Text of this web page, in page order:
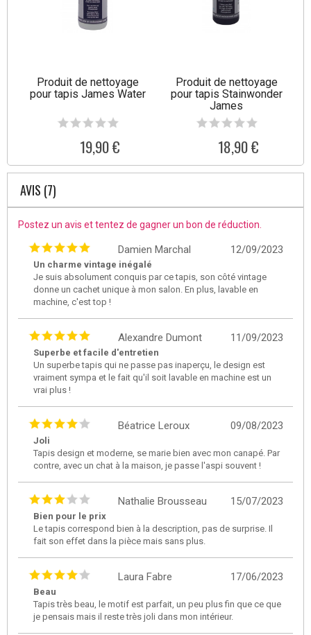
Produit de nettoyage
pour tapis James Water
19,90 €
Produit de nettoyage
pour tapis Stainwonder
James
18,90 €
AVIS (7)
Postez un avis et tentez de gagner un bon de réduction.
12/09/2023
Damien Marchal
Un charme vintage inégalé
Je suis absolument conquis par ce tapis, son côté vintage
donne un cachet unique à mon salon. En plus, lavable en
machine, c'est top !
11/09/2023
Alexandre Dumont
Superbe et facile d'entretien
Un superbe tapis qui ne passe pas inaperçu, le design est
vraiment sympa et le fait qu'il soit lavable en machine est un
vrai plus !
09/08/2023
Béatrice Leroux
Joli
Tapis design et moderne, se marie bien avec mon canapé. Par
contre, avec un chat à la maison, je passe l'aspi souvent !
15/07/2023
Nathalie Brousseau
Bien pour le prix
Le tapis correspond bien à la description, pas de surprise. Il
fait son effet dans la pièce mais sans plus.
17/06/2023
Laura Fabre
Beau
Tapis très beau, le motif est parfait, un peu plus fin que ce que
je pensais mais il reste très joli dans mon intérieur.